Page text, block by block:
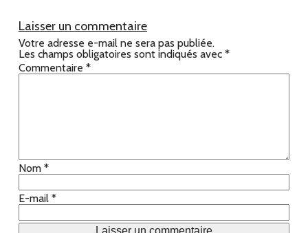
Laisser un commentaire
Votre adresse e-mail ne sera pas publiée.
Les champs obligatoires sont indiqués avec *
Commentaire *
Nom *
E-mail *